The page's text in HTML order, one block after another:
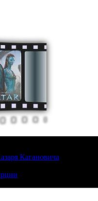
Кагановича